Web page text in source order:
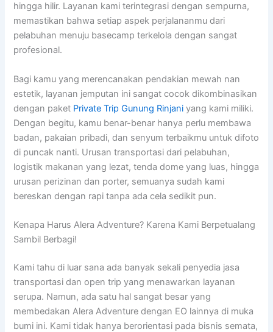
hingga hilir. Layanan kami terintegrasi dengan sempurna,
memastikan bahwa setiap aspek perjalananmu dari
pelabuhan menuju basecamp terkelola dengan sangat
profesional.
Bagi kamu yang merencanakan pendakian mewah nan
estetik, layanan jemputan ini sangat cocok dikombinasikan
dengan paket Private Trip Gunung Rinjani yang kami miliki.
Dengan begitu, kamu benar-benar hanya perlu membawa
badan, pakaian pribadi, dan senyum terbaikmu untuk difoto
di puncak nanti. Urusan transportasi dari pelabuhan,
logistik makanan yang lezat, tenda dome yang luas, hingga
urusan perizinan dan porter, semuanya sudah kami
bereskan dengan rapi tanpa ada cela sedikit pun.
Kenapa Harus Alera Adventure? Karena Kami Berpetualang
Sambil Berbagi!
Kami tahu di luar sana ada banyak sekali penyedia jasa
transportasi dan open trip yang menawarkan layanan
serupa. Namun, ada satu hal sangat besar yang
membedakan Alera Adventure dengan EO lainnya di muka
bumi ini. Kami tidak hanya berorientasi pada bisnis semata,